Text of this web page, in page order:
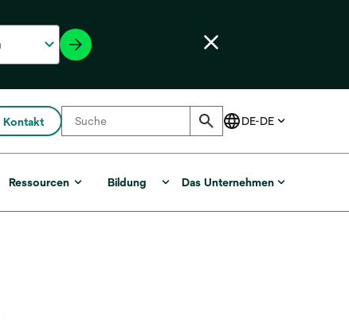
Kontakt
Ressourcen Bildung Das Unternehmen